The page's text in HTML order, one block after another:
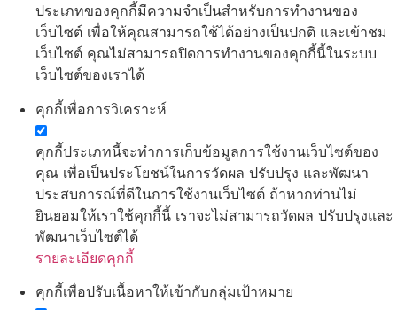
ประเภทของคุกกี้มีความจำเป็นสำหรับการทำงานของ
เว็บไซต์ เพื่อให้คุณสามารถใช้ได้อย่างเป็นปกติ และเข้าชม
เว็บไซต์ คุณไม่สามารถปิดการทำงานของคุกกี้นี้ในระบบ
เว็บไซต์ของเราได้
คุกกี้เพื่อการวิเคราะห์
คุกกี้ประเภทนี้จะทำการเก็บข้อมูลการใช้งานเว็บไซต์ของ
คุณ เพื่อเป็นประโยชน์ในการวัดผล ปรับปรุง และพัฒนา
ประสบการณ์ที่ดีในการใช้งานเว็บไซต์ ถ้าหากท่านไม่
ยินยอมให้เราใช้คุกกี้นี้ เราจะไม่สามารถวัดผล ปรับปรุงและ
พัฒนาเว็บไซต์ได้
รายละเอียดคุกกี้
คุกกี้เพื่อปรับเนื้อหาให้เข้ากับกลุ่มเป้าหมาย